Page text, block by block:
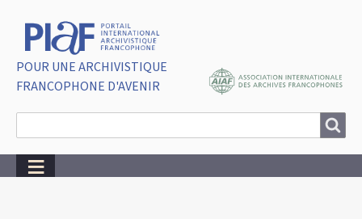
POUR UNE ARCHIVISTIQUE
FRANCOPHONE D'AVENIR